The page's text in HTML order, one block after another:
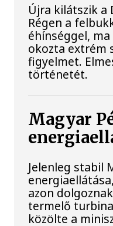
Újra kilátszik a
Régen a
éhínséggel,
okozta extrém
figyelmet.
történetét.
Magyar
Jelenleg stabil
azon
termelő
közölte a